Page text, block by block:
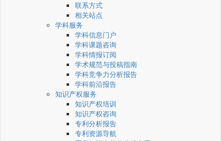
联系方式
相关站点
学科服务
学科信息门户
学科课题咨询
学科情报订阅
学术规范与投稿指南
学科竞争力分析报告
学科前沿报告
知识产权服务
知识产权培训
知识产权咨询
专利分析报告
专利资源导航